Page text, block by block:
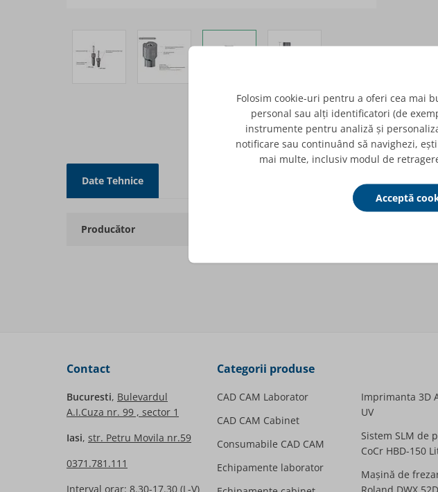
View larger image
Date Tehnice
Producător
Contact
Bucuresti, Bulevardul
A.I.Cuza nr. 99 , sector 1
Iasi, str. Petru Movila nr.59
0371.781.111
Interval orar: 8.30-17.30 (L-V)
Categorii produse
CAD CAM Laborator
CAD CAM Cabinet
Consumabile CAD CAM
Echipamente laborator
Imprimanta 3D
UV
Sistem SLM de
CoCr HBD-150
Mașină de
Folosim cookie-uri pentru a oferi cea mai
personal sau alți identificatori (de
instrumente pentru analiză și
notificare sau continuând să navighezi,
mai multe, inclusiv modul de
Acceptă